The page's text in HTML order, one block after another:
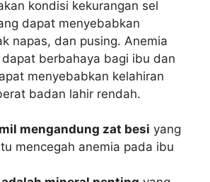
kondisi kekurangan sel
dapat menyebabkan
napas, dan pusing. Anemia
berbahaya bagi ibu dan
menyebabkan kelahiran
badan lahir rendah.
mengandung zat besi yang
mencegah anemia pada ibu